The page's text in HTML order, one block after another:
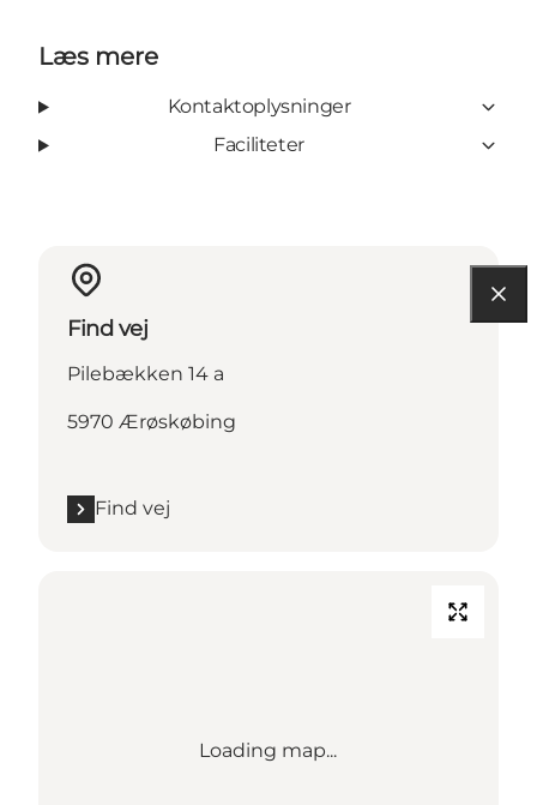
Læs mere
Kontaktoplysninger
Faciliteter
Find vej
Pilebækken 14 a
5970 Ærøskøbing
Find vej
Loading map...